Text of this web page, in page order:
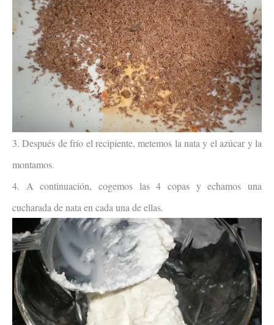
3. Después de frío el recipiente, metemos la nata y el azúcar y la
montamos.
4. A continuación, cogemos las 4 copas y echamos una
cucharada de nata en cada una de ellas.